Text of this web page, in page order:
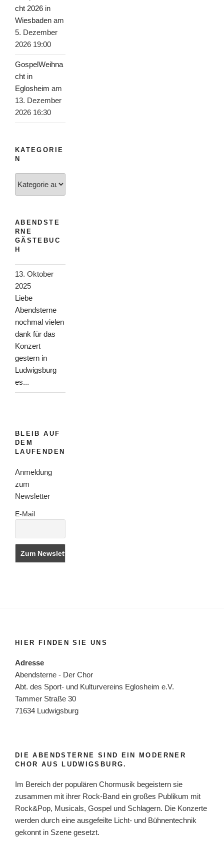
cht 2026 in
Wiesbaden am
5. Dezember
2026 19:00
GospelWeihna
cht in
Eglosheim am
13. Dezember
2026 16:30
KATEGORIE
N
ABENDSTE
RNE
GÄSTEBUC
H
13. Oktober
2025
Liebe
Abendsterne
nochmal vielen
dank für das
Konzert
gestern in
Ludwigsburg
es...
BLEIB AUF
DEM
LAUFENDEN
Anmeldung
zum
Newsletter
E-Mail
HIER FINDEN SIE UNS
Adresse
Abendsterne - Der Chor
Abt. des Sport- und Kulturvereins Eglosheim e.V.
Tammer Straße 30
71634 Ludwigsburg
DIE ABENDSTERNE SIND EIN MODERNER
CHOR AUS LUDWIGSBURG.
Im Bereich der populären Chormusik begeistern sie
zusammen mit ihrer Rock-Band ein großes Publikum mit
Rock&Pop, Musicals, Gospel und Schlagern. Die Konzerte
werden durch eine ausgefeilte Licht- und Bühnentechnik
gekonnt in Szene gesetzt.